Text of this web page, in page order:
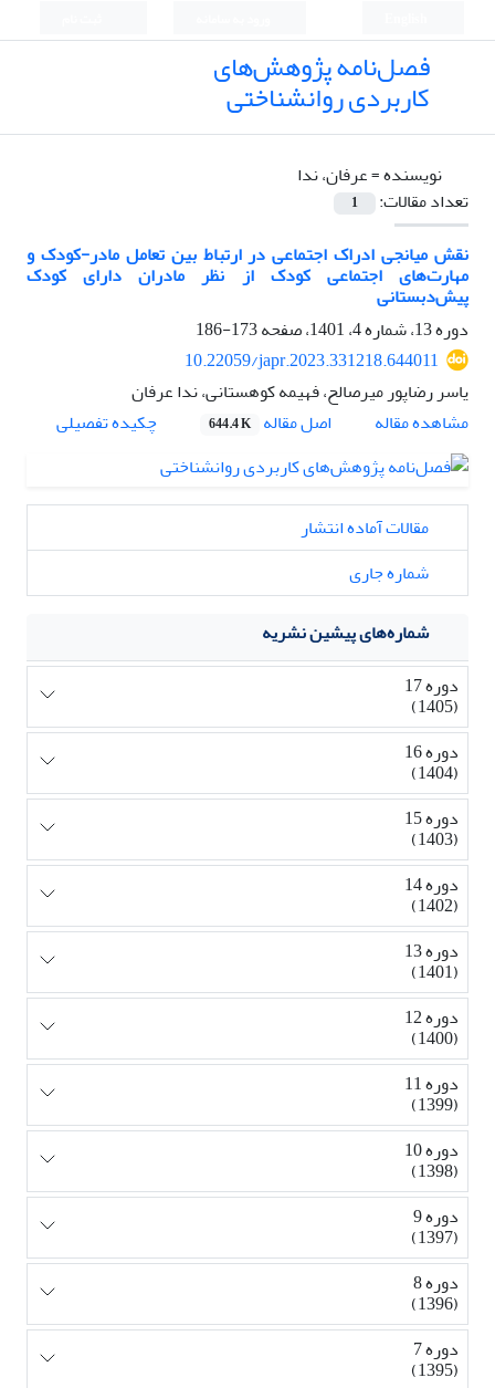
فصل‌نامه پژوهش‌های
کاربردی روانشناختی
نویسنده =عرفان، ندا
تعداد مقالات:
1
نقش میانجی ادراک اجتماعی در ارتباط بین تعامل مادر-کودک و
مهارت‌های اجتماعی کودک از نظر مادران دارای کودک
پیش‌دبستانی
دوره 13، شماره 4، 1401، صفحه
173-186
10.22059/japr.2023.331218.644011
یاسر رضاپور میرصالح، فهیمه کوهستانی، ندا عرفان
مشاهده مقاله
اصل مقاله 644.4 K چکیده تفصیلی
مقالات آماده انتشار
شماره جاری
شماره‌های پیشین نشریه
دوره 17
(1405)
دوره 16
(1404)
دوره 15
(1403)
دوره 14
(1402)
دوره 13
(1401)
دوره 12
(1400)
دوره 11
(1399)
دوره 10
(1398)
دوره 9
(1397)
دوره 8
(1396)
دوره 7
(1395)